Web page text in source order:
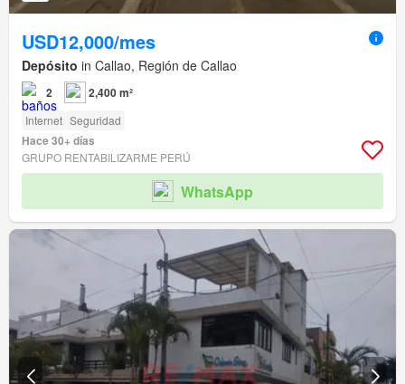
USD12,000/mes
Depósito in Callao, Región de Callao
2 2,400 m²
Internet Seguridad
Hace 30+ días
GRUPO RENTABILIZARME PERÚ
WhatsApp